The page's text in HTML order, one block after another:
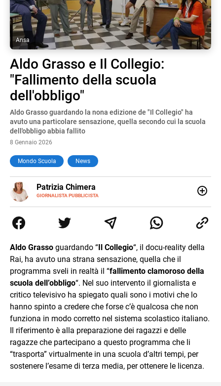
Ansa
Aldo Grasso e Il Collegio:
"Fallimento della scuola
dell'obbligo"
Aldo Grasso guardando la nona edizione de "Il Collegio" ha
avuto una particolare sensazione, quella secondo cui la scuola
dell'obbligo abbia fallito
8 Gennaio 2026
Mondo Scuola News
Patrizia Chimera
GIORNALISTA PUBBLICISTA
E-
MAIL
LINKEDIN
collaborato con grandi gruppi editoriali e agenzie di
comunicazione specializzandosi nella scrittura di articoli
Aldo Grasso guardando “Il Collegio“, il docu-reality della
Rai, ha avuto una strana sensazione, quella che il
programma sveli in realtà il “fallimento clamoroso della
scuola dell’obbligo“. Nel suo intervento il giornalista e
critico televisivo ha spiegato quali sono i motivi che lo
hanno spinto a credere che forse c’è qualcosa che non
funziona in modo corretto nel sistema scolastico italiano.
Il riferimento è alla preparazione dei ragazzi e delle
ragazze che partecipano a questo programma che li
“trasporta” virtualmente in una scuola d’altri tempi, per
sostenere l’esame di terza media, per ottenere le licenza.